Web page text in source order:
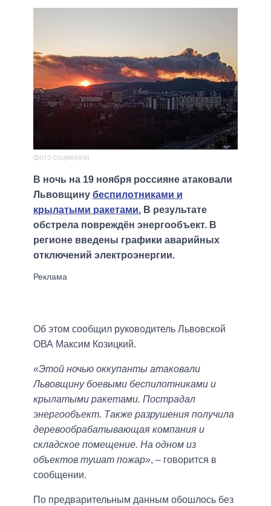
фото соцмережі
В ночь на 19 ноября россияне атаковали
Львовщину беспилотниками и
крылатыми ракетами. В результате
обстрела повреждён энергообъект. В
регионе введены графики аварийных
отключений электроэнергии.
Об этом сообщил руководитель Львовской
ОВА Максим Козицкий.
«Этой ночью оккупанты атаковали
Львовщину боевыми беспилотниками и
крылатыми ракетами. Пострадал
энергообъект. Также разрушения получила
деревообрабатывающая компания и
складское помещение. На одном из
объектов тушат пожар», – говорится в
сообщении.
По предварительным данным обошлось без